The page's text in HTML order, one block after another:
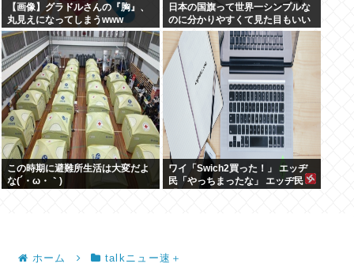
【画像】グラドルさんの『胸』、
丸見えになってしまうwww
日本の国旗って世界一シンプルな
のに分かりやすくて見た目もいい
よな
この時期に避難所生活は大変だよ
な(´・ω・｀)
ワイ「Swich2買った！」 エッヂ
民「やっちまったな」 エッヂ民
ホーム talkニュー速＋